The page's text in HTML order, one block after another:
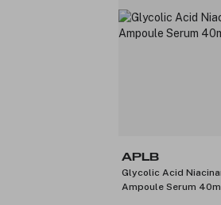
APLB
Glycolic Acid
Ampoule Serum